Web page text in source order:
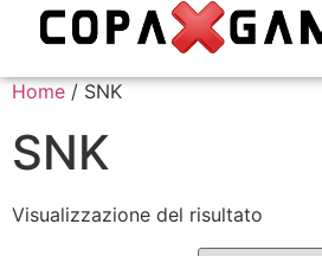
Home / SNK
SNK
Visualizzazione del risultato